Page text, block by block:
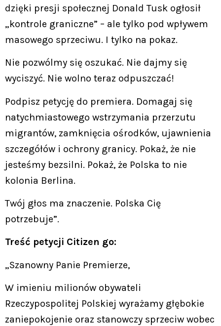
dzięki presji społecznej Donald Tusk ogłosił
„kontrole graniczne” – ale tylko pod wpływem
masowego sprzeciwu. I tylko na pokaz.
Nie pozwólmy się oszukać. Nie dajmy się
wyciszyć. Nie wolno teraz odpuszczać!
Podpisz petycję do premiera. Domagaj się
natychmiastowego wstrzymania przerzutu
migrantów, zamknięcia ośrodków, ujawnienia
szczegółów i ochrony granicy. Pokaż, że nie
jesteśmy bezsilni. Pokaż, że Polska to nie
kolonia Berlina.
Twój głos ma znaczenie. Polska Cię
potrzebuje”.
Treść petycji Citizen go:
„Szanowny Panie Premierze,
W imieniu milionów obywateli
Rzeczypospolitej Polskiej wyrażamy głębokie
zaniepokojenie oraz stanowczy sprzeciw wobec